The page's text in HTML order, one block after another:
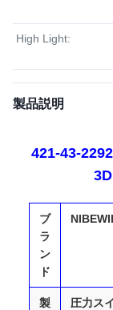
High Light:
製品説明
421-43-
ブ
ラ
ン
ド
製
圧力ス